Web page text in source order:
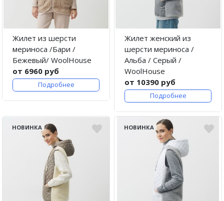
Жилет из шерсти
мериноса /Бари /
Бежевый/ WoolHouse
от 6960 руб
Подробнее
Жилет женский из
шерсти мериноса /
Альба / Серый /
WoolHouse
от 10390 руб
Подробнее
НОВИНКА НОВИНКА